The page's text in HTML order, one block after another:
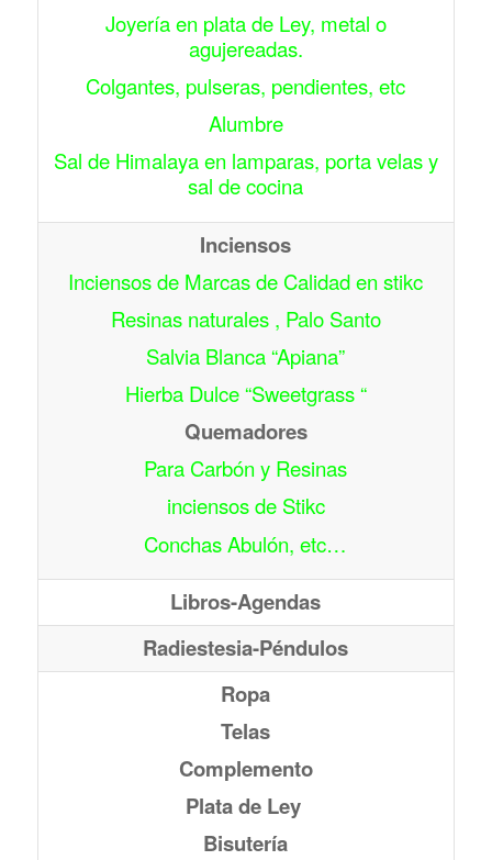
Joyería en plata de Ley, metal o
agujereadas.
Colgantes, pulseras, pendientes, etc
Alumbre
Sal de Himalaya en lamparas, porta velas y
sal de cocina
Inciensos
Inciensos de Marcas de Calidad en stikc
Resinas naturales , Palo Santo
Salvia Blanca “Apiana”
Hierba Dulce “Sweetgrass “
Quemadores
Para Carbón y Resinas
inciensos de Stikc
Conchas Abulón, etc…
Libros-Agendas
Radiestesia-Péndulos
Ropa
Telas
Complemento
Plata de Ley
Bisutería